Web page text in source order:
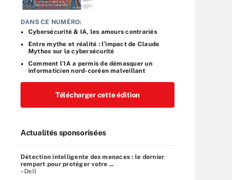
DANS CE NUMÉRO:
Cybersécurité & IA, les amours contrariés
Entre mythe et réalité : l’impact de Claude
Mythos sur la cybersécurité
Comment l’IA a permis de démasquer un
informaticien nord-coréen malveillant
Télécharger cette édition
Actualités sponsorisées
Détection intelligente des menaces : le dernier
rempart pour protéger votre ...
–Dell